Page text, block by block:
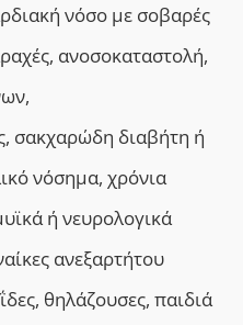
νόσο με σοβαρές
ανοσοκαταστολή,
σακχαρώδη διαβήτη ή
νόσημα, χρόνια
ή νευρολογικά
ανεξαρτήτου
θηλάζουσες, παιδιά